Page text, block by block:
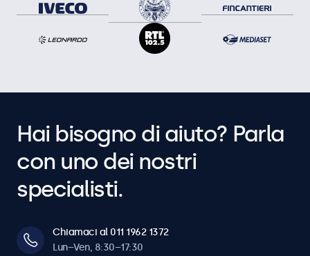
Hai bisogno di aiuto? Parla
con uno dei nostri
specialisti.
Chiamaci al 011 1962 1372
Lun–Ven, 8:30–17:30